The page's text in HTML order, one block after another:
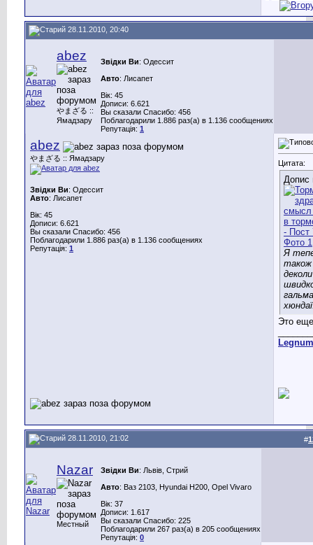
28.11.2010, 20:40
abez
やまざる ::
Ямадзару
Звідки Ви: Одессит
Авто: Лисапет
Вік: 45
Дописи: 6.621
Вы сказали Спасибо: 456
Поблагодарили 1.886 раз(а) в 1.136 сообщениях
Репутація: 1
abez
やまざる :: Ямадзару
Звідки Ви: Одессит
Авто: Лисапет
Вік: 45
Дописи: 6.621
Вы сказали Спасибо: 456
Поблагодарили 1.886 раз(а) в 1.136 сообщениях
Репутація: 1
Цитата:
Допис
Я
Это
Legnum
28.11.2010, 21:02 #
Nazar
Местный
Звідки Ви: Львів, Стрий
Авто: Ваз 2103, Hyundai H200, Opel Vivaro
Вік: 37
Дописи: 1.617
Вы сказали Спасибо: 225
Поблагодарили 267 раз(а) в 205 сообщениях
Репутація: 0